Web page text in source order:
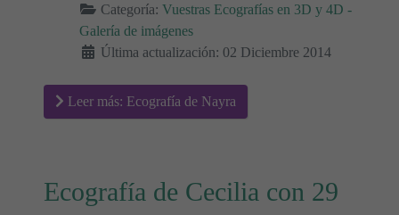
Categoría: Vuestras Ecografías en 3D y 4D -
Galería de imágenes
Última actualización: 02 Diciembre 2014
Leer más: Ecografía de Nayra
Ecografía de Cecilia con 29